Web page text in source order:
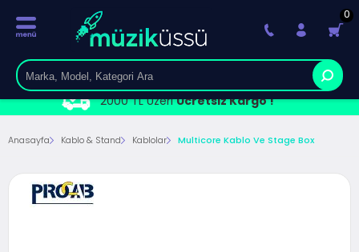
2000 TL ÜzeriÜcretsiz Kargo !
0
Anasayfa Kablo & Stand Kablolar Multicore Kablo Ve Stage Box